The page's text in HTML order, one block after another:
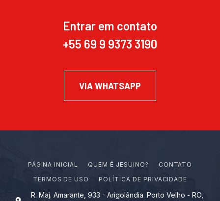
Entrar em contato
+55 69 9 9373 3190
VIA WHATSAPP
PÁGINA INICIAL Q U EM É J ES U I N O?
CONTATO
TERMOS DE USO
POLÍTICA DE PRIVACIDADE
R. Maj. Amarante, 933 - Arigolândia. Porto Velho - RO,